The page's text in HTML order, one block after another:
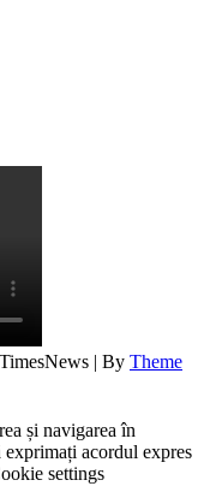
| By Theme
și navigarea în
acordul expres
settings